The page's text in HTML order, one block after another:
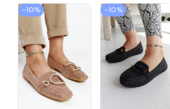
−10% −10%